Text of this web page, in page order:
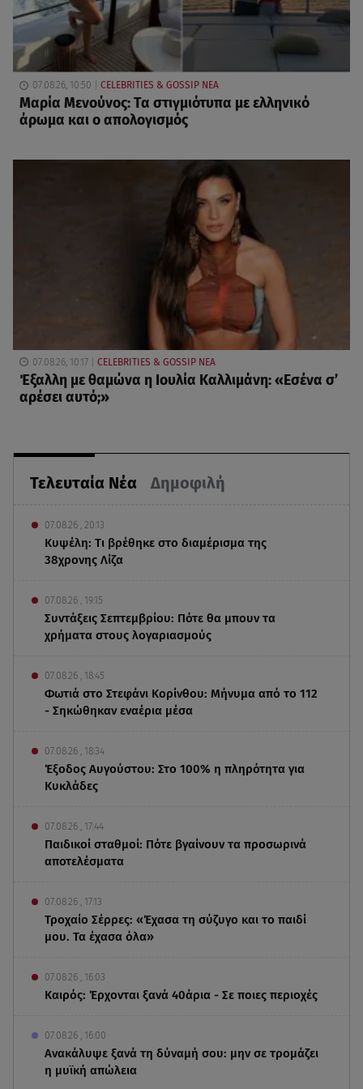
Τελευταία Νέα Δημοφιλή
07.08.26 , 20:13
Κυψέλη: Tι βρέθηκε στο διαμέρισμα της
38χρονης Λίζα
07.08.26 , 19:15
Συντάξεις Σεπτεμβρίου: Πότε θα μπουν τα
χρήματα στους λογαριασμούς
07.08.26 , 18:45
Φωτιά στο Στεφάνι Κορίνθου: Μήνυμα από το 112
- Σηκώθηκαν εναέρια μέσα
07.08.26 , 18:34
Έξοδος Αυγούστου: Στο 100% η πληρότητα για
Κυκλάδες
07.08.26 , 17:44
Παιδικοί σταθμοί: Πότε βγαίνουν τα προσωρινά
αποτελέσματα
07.08.26 , 17:13
Τροχαίο Σέρρες: «Έχασα τη σύζυγο και το παιδί
μου. Τα έχασα όλα»
07.08.26 , 16:03
Καιρός: Έρχονται ξανά 40άρια - Σε ποιες περιοχές
07.08.26 , 16:00
Ανακάλυψε ξανά τη δύναμή σου: μην σε τρομάζει
η μυϊκή απώλεια
07.08.26, 10:50 CELEBRITIES & GOSSIP ΝΕΑ
Μαρία Μενούνος: Τα στιγμιότυπα με ελληνικό
άρωμα και ο απολογισμός
07.08.26, 10:17 CELEBRITIES & GOSSIP ΝΕΑ
Έξαλλη με θαμώνα η Ιουλία Καλλιμάνη: «Εσένα σ’
αρέσει αυτό;»